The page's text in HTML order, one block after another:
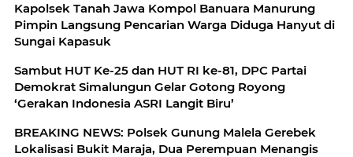
Kapolsek Tanah Jawa Kompol Banuara Manurung
Pimpin Langsung Pencarian Warga Diduga Hanyut di
Sungai Kapasuk
Sambut HUT Ke-25 dan HUT RI ke-81, DPC Partai
Demokrat Simalungun Gelar Gotong Royong
‘Gerakan Indonesia ASRI Langit Biru’
BREAKING NEWS: Polsek Gunung Malela Gerebek
Lokalisasi Bukit Maraja, Dua Perempuan Menangis